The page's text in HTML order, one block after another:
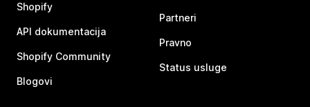
Shopify
API dokumentacija
Shopify Community
Blogovi
Partneri
Pravno
Status usluge